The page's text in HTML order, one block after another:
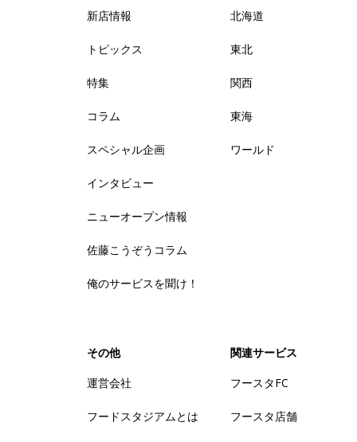
新店情報
トピックス
特集
コラム
スペシャル企画
インタビュー
ニューオープン情報
佐藤こうぞうコラム
俺のサービスを聞け！
北海道
東北
関西
東海
ワールド
その他
運営会社
フードスタジアムとは
関連サービス
フースタFC
フースタ店舗